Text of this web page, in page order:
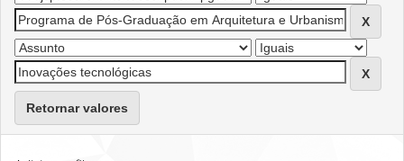
Retornar valores